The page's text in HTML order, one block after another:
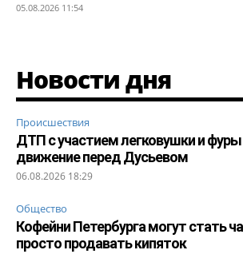
05.08.2026 11:54
Новости дня
Происшествия
ДТП с участием легковушки и
движение перед Дусьевом
06.08.2026 18:29
Общество
Кофейни Петербурга могут стать
просто продавать кипяток